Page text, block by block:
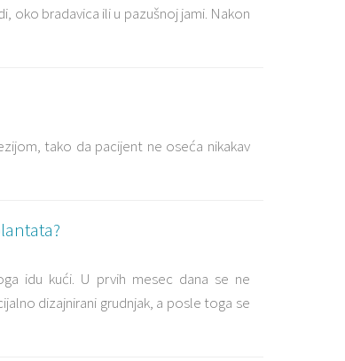
oko bradavica ili u pazušnoj jami. Nakon
tako da pacijent ne oseća nikakav
idu kući. U prvih mesec dana se ne
dizajnirani grudnjak, a posle toga se